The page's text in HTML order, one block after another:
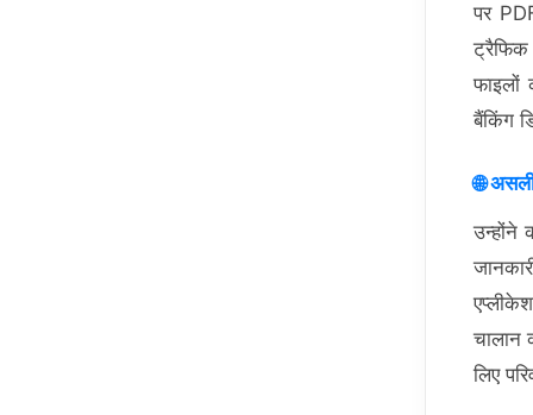
पर
ट्रैफिक
बैंकिंग
🌐
उन्होंने
चालान
लिए